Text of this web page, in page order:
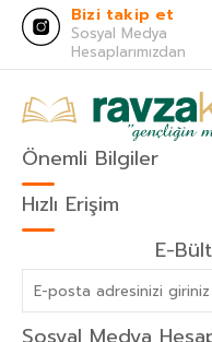
Bizi takip et
Sosyal Medya
Hesaplarımızdan
Önemli Bilgiler
Hızlı Erişim
E-